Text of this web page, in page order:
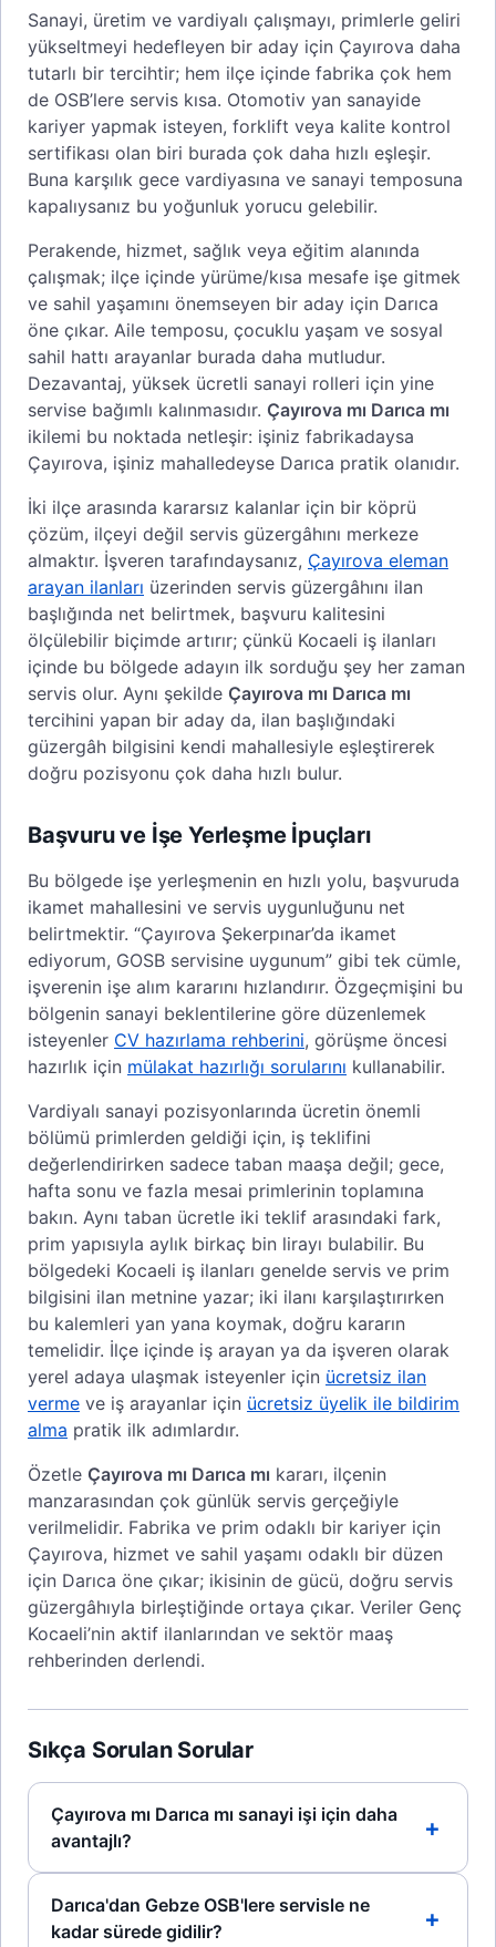
Sanayi, üretim ve vardiyalı çalışmayı, primlerle geliri
yükseltmeyi hedefleyen bir aday için Çayırova daha
tutarlı bir tercihtir; hem ilçe içinde fabrika çok hem
de OSB’lere servis kısa. Otomotiv yan sanayide
kariyer yapmak isteyen, forklift veya kalite kontrol
sertifikası olan biri burada çok daha hızlı eşleşir.
Buna karşılık gece vardiyasına ve sanayi temposuna
kapalıysanız bu yoğunluk yorucu gelebilir.
Perakende, hizmet, sağlık veya eğitim alanında
çalışmak; ilçe içinde yürüme/kısa mesafe işe gitmek
ve sahil yaşamını önemseyen bir aday için Darıca
öne çıkar. Aile temposu, çocuklu yaşam ve sosyal
sahil hattı arayanlar burada daha mutludur.
Dezavantaj, yüksek ücretli sanayi rolleri için yine
servise bağımlı kalınmasıdır. Çayırova mı Darıca mı
ikilemi bu noktada netleşir: işiniz fabrikadaysa
Çayırova, işiniz mahalledeyse Darıca pratik olanıdır.
İki ilçe arasında kararsız kalanlar için bir köprü
çözüm, ilçeyi değil servis güzergâhını merkeze
almaktır. İşveren tarafındaysanız, Çayırova eleman
arayan ilanları üzerinden servis güzergâhını ilan
başlığında net belirtmek, başvuru kalitesini
ölçülebilir biçimde artırır; çünkü Kocaeli iş ilanları
içinde bu bölgede adayın ilk sorduğu şey her zaman
servis olur. Aynı şekilde Çayırova mı Darıca mı
tercihini yapan bir aday da, ilan başlığındaki
güzergâh bilgisini kendi mahallesiyle eşleştirerek
doğru pozisyonu çok daha hızlı bulur.
Başvuru ve İşe Yerleşme İpuçları
Bu bölgede işe yerleşmenin en hızlı yolu, başvuruda
ikamet mahallesini ve servis uygunluğunu net
belirtmektir. “Çayırova Şekerpınar’da ikamet
ediyorum, GOSB servisine uygunum” gibi tek cümle,
işverenin işe alım kararını hızlandırır. Özgeçmişini bu
bölgenin sanayi beklentilerine göre düzenlemek
isteyenler CV hazırlama rehberini, görüşme öncesi
hazırlık için mülakat hazırlığı sorularını kullanabilir.
Vardiyalı sanayi pozisyonlarında ücretin önemli
bölümü primlerden geldiği için, iş teklifini
değerlendirirken sadece taban maaşa değil; gece,
hafta sonu ve fazla mesai primlerinin toplamına
bakın. Aynı taban ücretle iki teklif arasındaki fark,
prim yapısıyla aylık birkaç bin lirayı bulabilir. Bu
bölgedeki Kocaeli iş ilanları genelde servis ve prim
bilgisini ilan metnine yazar; iki ilanı karşılaştırırken
bu kalemleri yan yana koymak, doğru kararın
temelidir. İlçe içinde iş arayan ya da işveren olarak
yerel adaya ulaşmak isteyenler için ücretsiz ilan
verme ve iş arayanlar için ücretsiz üyelik ile bildirim
alma pratik ilk adımlardır.
Özetle Çayırova mı Darıca mı kararı, ilçenin
manzarasından çok günlük servis gerçeğiyle
verilmelidir. Fabrika ve prim odaklı bir kariyer için
Çayırova, hizmet ve sahil yaşamı odaklı bir düzen
için Darıca öne çıkar; ikisinin de gücü, doğru servis
güzergâhıyla birleştiğinde ortaya çıkar. Veriler Genç
Kocaeli’nin aktif ilanlarından ve sektör maaş
rehberinden derlendi.
Sıkça Sorulan Sorular
Çayırova mı Darıca mı sanayi işi için daha
avantajlı?
Darıca'dan Gebze OSB'lere servisle ne
kadar sürede gidilir?